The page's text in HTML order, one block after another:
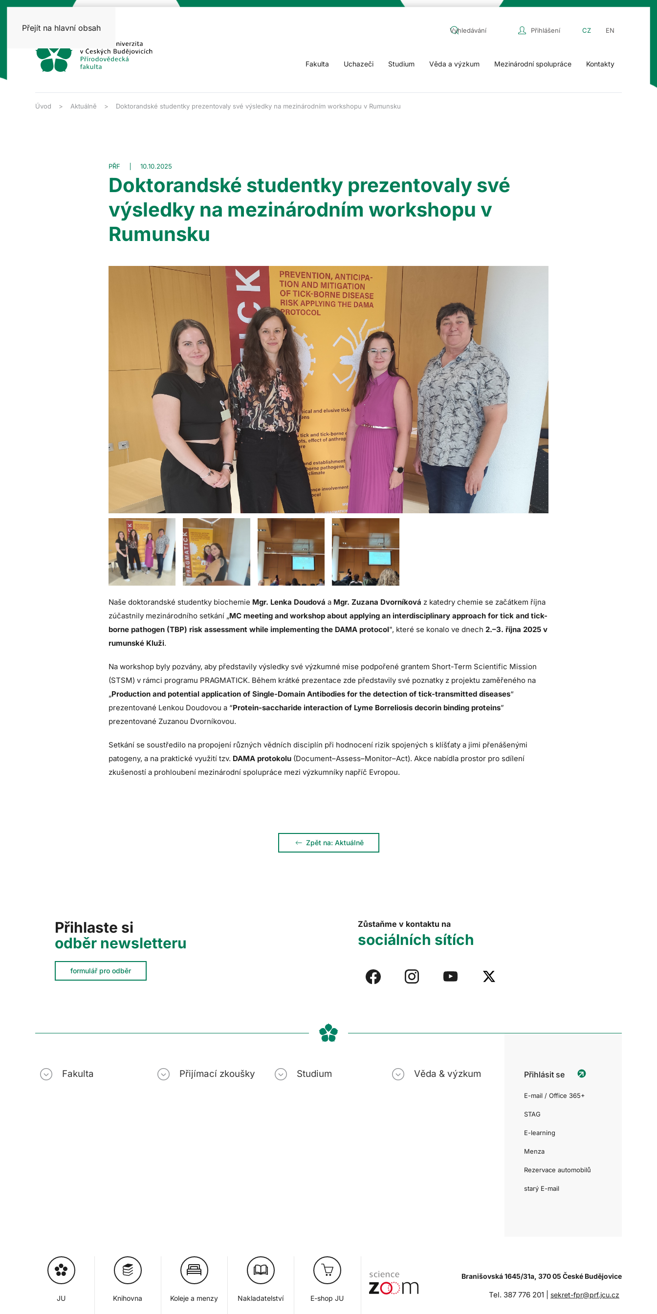
Přejít na hlavní obsah Přihlášení CZ EN
Fakulta Uchazeči Studium Věda a výzkum Mezinárodní spolupráce Kontakty
Úvod Aktuálně Doktorandské studentky prezentovaly své výsledky na mezinárodním workshopu v Rumunsku
PŘF 10.10.2025
Doktorandské studentky prezentovaly své
výsledky na mezinárodním workshopu v
Rumunsku
Naše doktorandské studentky biochemie Mgr. Lenka Doudová a Mgr. Zuzana Dvorníková z katedry chemie se začátkem října
zúčastnily mezinárodního setkání „MC meeting and workshop about applying an interdisciplinary approach for tick and tick-
borne pathogen (TBP) risk assessment while implementing the DAMA protocol", které se konalo ve dnech 2.–3. října 2025 v
rumunské Kluži.
Na workshop byly pozvány, aby představily výsledky své výzkumné mise podpořené grantem Short-Term Scientific Mission
(STSM) v rámci programu PRAGMATICK. Během krátké prezentace zde představily své poznatky z projektu zaměřeného na
„Production and potential application of Single-Domain Antibodies for the detection of tick-transmitted diseases“
prezentované Lenkou Doudovou a “Protein-saccharide interaction of Lyme Borreliosis decorin binding proteins”
prezentované Zuzanou Dvorníkovou.
Setkání se soustředilo na propojení různých vědních disciplín při hodnocení rizik spojených s klíšťaty a jimi přenášenými
patogeny, a na praktické využití tzv. DAMA protokolu (Document–Assess–Monitor–Act). Akce nabídla prostor pro sdílení
zkušeností a prohloubení mezinárodní spolupráce mezi výzkumníky napříč Evropou.
Zpět na: Aktuálně
Přihlaste si
odběr newsletteru
formulář pro odběr
Zůstaňme v kontaktu na
sociálních sítích
Fakulta Přijímací zkoušky Studium Věda & výzkum Přihlásit se
E-mail / Office 365+
STAG
E-learning
Menza
Rezervace automobilů
starý E-mail
JU Knihovna Koleje a menzy Nakladatelství E-shop JU
Branišovská 1645/31a, 370 05 České Budějovice
Tel. 387 776 201 | sekret-fpr@prf.jcu.cz